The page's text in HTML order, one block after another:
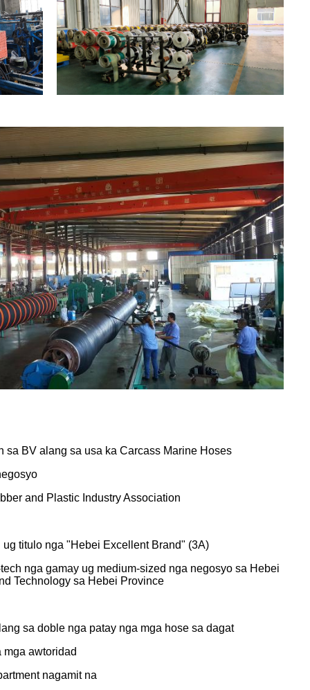
sa BV alang sa usa ka Carcass Marine Hoses
and Plastic Industry Association
titulo nga "Hebei Excellent Brand" (3A)
nga gamay ug medium-sized nga negosyo sa Hebei
Technology sa Hebei Province
sa doble nga patay nga mga hose sa dagat
awtoridad
nagamit na